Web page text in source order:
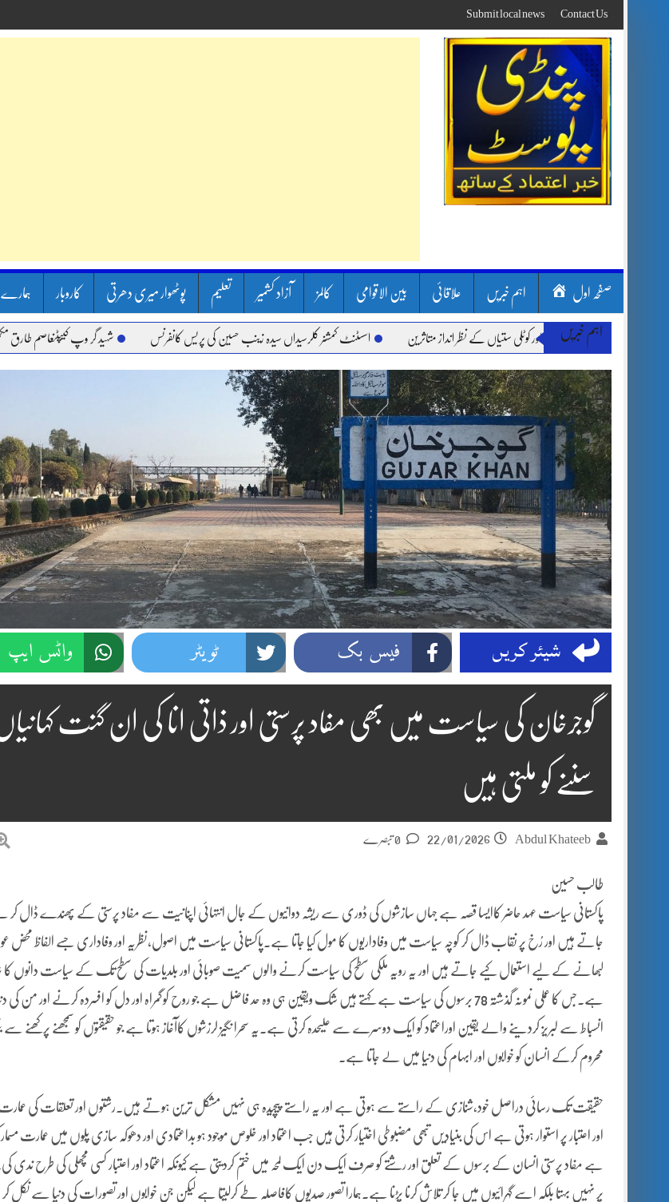
to
content
Contact Us
Submit local news
صفحہ اول اہم خبریں علاقائی بین الاقوامی کالمز آزاد کشمیر تعلیم پوٹھوار میری دھرتی کاروبار
اہم خبریں
لینڈ سلائیڈنگ اور کوٹلی ستیاں کے نظر انداز متاثرین اسسٹنٹ کمشنر کلرسیداں سیدہ زینب حسین کی پریس کانفرنس شہید گر وپ کیپٹنعاصم طارق مکمل فوجی
شیئر کریں فیس بک ٹویٹر واٹس ایپ
گوجرخان کی سیاست میں بھی مفاد پرستی اور ذاتی انا کی ان گنت
سننے کو ملتی ہیں
Abdul Khateeb
22/01/2026
طالب حسین
پاکستانی سیاست عہد حاضر کاایسا قصہ ہے جہاں سازشوں کی ڈوری سے ریشہ دوانیوں کے جال انتہائی اپنانیت سے مفاد پرستی کے پھندے ڈال کر
جاتے ہیں اور رُخ پر نقاب ڈال کر کوچہ سیاست میں وفاداریوں کا مول کیا جاتا ہے۔پاکستانی سیاست میں اصول،نظریہ اور وفاداری جسے الفاظ محض
لبھانے کے لیے استعمال کیے جاتے ہیں اور یہ رویہ ملکی سطح کی سیاست کرنے والوں سمیت صوبائی اور بلدیات کی سطح تک کے سیاست دانوں کا
ہے۔جس کا عملی نمونہ گذشتہ 78 برسوں کی سیاست ہے کہتے ہیں شک ویقین ہی وہ حد فاضل ہے جو روح کوگمراہ اور دل کو افسردہ کرنے اور من کی
انسباط سے لبریز کردینے والے یقین اوراعتماد کو ایک دوسرے سے علیحدہ کرتی ہے۔یہ سحرا نگیز لرزشوں کاآغاز ہوتا ہے جو حقیقتوں کو سمجھنے پرکھنے سے
محروم کرکے انسان کو خوابوں اور ابہام کی دنیا میں لے جاتا ہے۔
حقیقت تک رسائی دراصل خود،شنازی کے راستے سے ہوتی ہے اور یہ راستے پیچیدہ ہی نہیں مشکل ترین ہوتے ہیں۔رشتوں اور تعلقات کی عمارت
اور اعتبار پر استوار ہوتی ہے اس کی بنیادیں تبھی مضبوطی اختیار کرتی ہیں جب اعتماد اور خلوص موجود ہو بداعتمادی اور دھوکہ سازی پلَوں میں عمارت مسمار
ہے مفاد پرستی انسان کے برسوں کے تعلق اور رشتے کو صرف ایک دن ایک لمحہ میں ختم کردیتی ہے کیونکہ اعتماد اور اعتبار کسی مچھلی کی طرح ندی
پر نہیں بہتا بلکہ اسے گہرائیوں میں جا کر تلاش کرنا پڑنا ہے۔ہمارا تصور صدیوں کافاصلہ طے کرلیتا ہے لیکن جن خوابوں اور تصورات کی دنیا سے نکل کر